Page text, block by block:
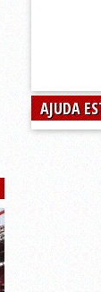
AJUDA